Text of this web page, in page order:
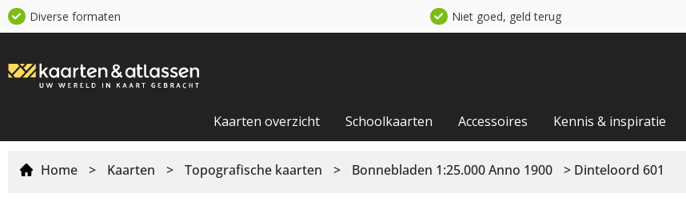
Diverse formaten Niet goed, geld terug
Kaarten overzicht Schoolkaarten Accessoires Kennis & inspiratie
Home > Kaarten > Topografische kaarten > Bonnebladen 1:25.000 Anno 1900 > Dinteloord 601